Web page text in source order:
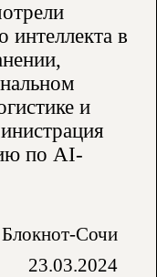
интеллекта в
и
по AI-
Сочи
23.03.2024